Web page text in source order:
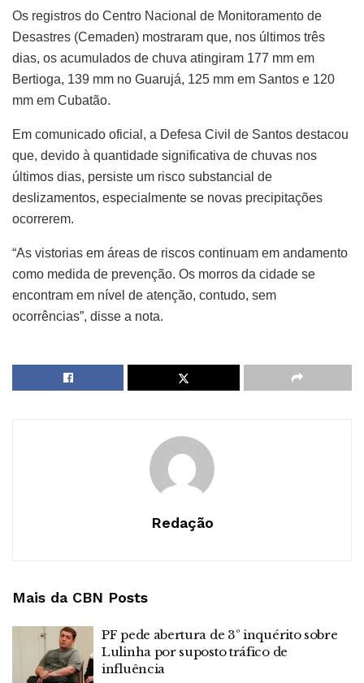
Os registros do Centro Nacional de Monitoramento de
Desastres (Cemaden) mostraram que, nos últimos três
dias, os acumulados de chuva atingiram 177 mm em
Bertioga, 139 mm no Guarujá, 125 mm em Santos e 120
mm em Cubatão.
Em comunicado oficial, a Defesa Civil de Santos destacou
que, devido à quantidade significativa de chuvas nos
últimos dias, persiste um risco substancial de
deslizamentos, especialmente se novas precipitações
ocorrerem.
“As vistorias em áreas de riscos continuam em andamento
como medida de prevenção. Os morros da cidade se
encontram em nível de atenção, contudo, sem
ocorrências”, disse a nota.
Redação
Mais da CBN Posts
PF pede abertura de 3º inquérito sobre
Lulinha por suposto tráfico de
influência